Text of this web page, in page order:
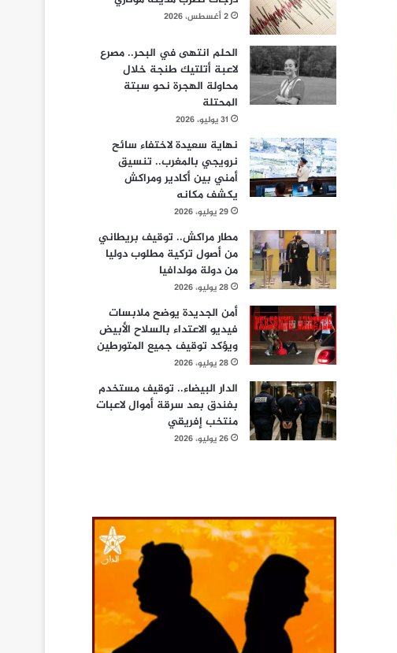
2 أغسطس، 2026
الحلم انتهى في البحر.. مصرع
لاعبة أتلتيك طنجة خلال
محاولة الهجرة نحو سبتة
المحتلة
31 يوليو، 2026
نهاية سعيدة لاختفاء سائح
نرويجي بالمغرب.. تنسيق
أمني بين أكادير ومراكش
يكشف مكانه
29 يوليو، 2026
مطار مراكش.. توقيف بريطاني
من أصول تركية مطلوب دوليا
من دولة مولدافيا
28 يوليو، 2026
أمن الجديدة يوضح ملابسات
فيديو الاعتداء بالسلاح الأبيض
ويؤكد توقيف جميع المتورطين
28 يوليو، 2026
الدار البيضاء.. توقيف مستخدم
بفندق بعد سرقة أموال لاعبات
منتخب إفريقي
26 يوليو، 2026